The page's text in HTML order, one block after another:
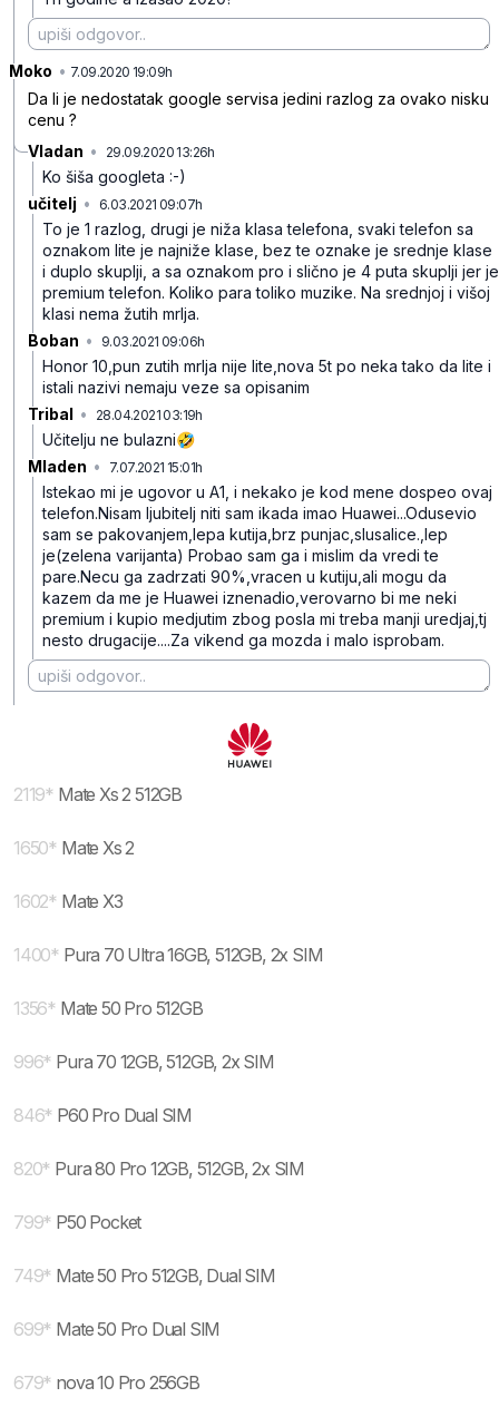
Moko • 7.09.2020 19:09h
Da li je nedostatak google servisa jedini razlog za ovako nisku
cenu ?
Vladan • 29.09.2020 13:26h
Ko šiša googleta :-)
učitelj • 6.03.2021 09:07h
To je 1 razlog, drugi je niža klasa telefona, svaki telefon sa
oznakom lite je najniže klase, bez te oznake je srednje klase
i duplo skuplji, a sa oznakom pro i slično je 4 puta skuplji jer je
premium telefon. Koliko para toliko muzike. Na srednjoj i višoj
klasi nema žutih mrlja.
Boban • 9.03.2021 09:06h
Honor 10,pun zutih mrlja nije lite,nova 5t po neka tako da lite i
istali nazivi nemaju veze sa opisanim
Tribal • 28.04.2021 03:19h
Učitelju ne bulazni🤣
Mladen • 7.07.2021 15:01h
Istekao mi je ugovor u A1, i nekako je kod mene dospeo ovaj
telefon.Nisam ljubitelj niti sam ikada imao Huawei...Odusevio
sam se pakovanjem,lepa kutija,brz punjac,slusalice.,lep
je(zelena varijanta) Probao sam ga i mislim da vredi te
pare.Necu ga zadrzati 90%,vracen u kutiju,ali mogu da
kazem da me je Huawei iznenadio,verovarno bi me neki
premium i kupio medjutim zbog posla mi treba manji uredjaj,tj
nesto drugacije....Za vikend ga mozda i malo isprobam.
2119* Mate Xs 2 512GB
1650* Mate Xs 2
1602* Mate X3
1400* Pura 70 Ultra 16GB, 512GB, 2x SIM
1356* Mate 50 Pro 512GB
996* Pura 70 12GB, 512GB, 2x SIM
846* P60 Pro Dual SIM
820* Pura 80 Pro 12GB, 512GB, 2x SIM
799* P50 Pocket
749* Mate 50 Pro 512GB, Dual SIM
699* Mate 50 Pro Dual SIM
679* nova 10 Pro 256GB